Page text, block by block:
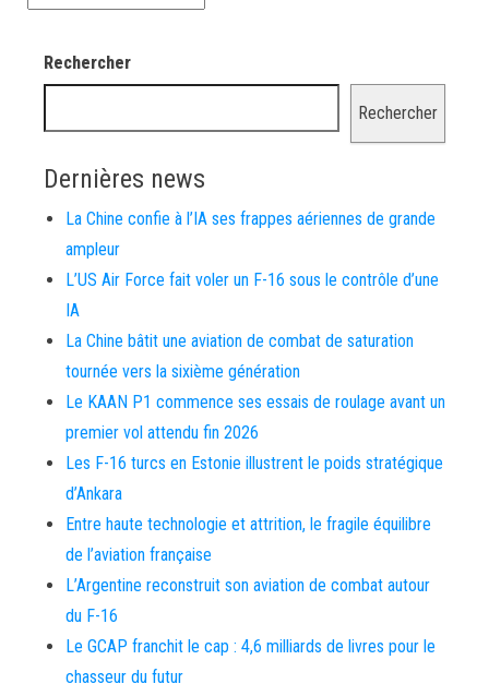
Rechercher
Rechercher
Dernières news
La Chine confie à l’IA ses frappes aériennes de grande
ampleur
L’US Air Force fait voler un F-16 sous le contrôle d’une
IA
La Chine bâtit une aviation de combat de saturation
tournée vers la sixième génération
Le KAAN P1 commence ses essais de roulage avant un
premier vol attendu fin 2026
Les F-16 turcs en Estonie illustrent le poids stratégique
d’Ankara
Entre haute technologie et attrition, le fragile équilibre
de l’aviation française
L’Argentine reconstruit son aviation de combat autour
du F-16
Le GCAP franchit le cap : 4,6 milliards de livres pour le
chasseur du futur